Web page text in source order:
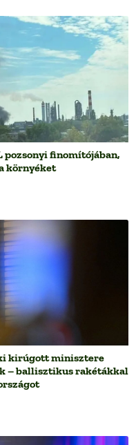
pozsonyi finomítójában,
környéket
kirúgott minisztere
– ballisztikus rakétákkal